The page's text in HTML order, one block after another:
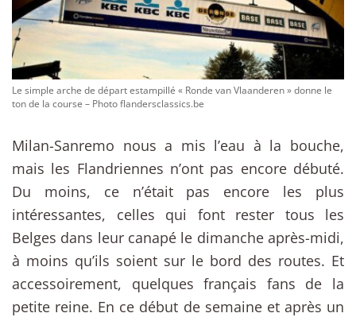
Le simple arche de départ estampillé « Ronde van Vlaanderen » donne le
ton de la course – Photo flandersclassics.be
Milan-Sanremo nous a mis l’eau à la bouche,
mais les Flandriennes n’ont pas encore débuté.
Du moins, ce n’était pas encore les plus
intéressantes, celles qui font rester tous les
Belges dans leur canapé le dimanche après-midi,
à moins qu’ils soient sur le bord des routes. Et
accessoirement, quelques français fans de la
petite reine. En ce début de semaine et après un